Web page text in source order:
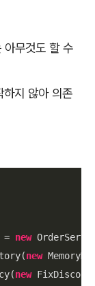
아무것도 할 수
지 않아 의존
=
new
new
new